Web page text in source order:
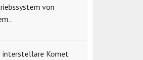
von
interstellare Komet